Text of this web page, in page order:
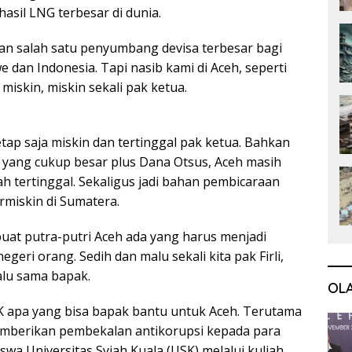
LNG terbesar di dunia.
salah satu penyumbang devisa terbesar bagi
dan Indonesia. Tapi nasib kami di Aceh, seperti
miskin sekali pak ketua.
saja miskin dan tertinggal pak ketua. Bahkan
cukup besar plus Dana Otsus, Aceh masih
tertinggal. Sekaligus jadi bahan pembicaraan
di Sumatera.
putra-putri Aceh ada yang harus menjadi
orang. Sedih dan malu sekali kita pak Firli,
sama bapak.
apa yang bisa bapak bantu untuk Aceh. Terutama
pembekalan antikorupsi kepada para